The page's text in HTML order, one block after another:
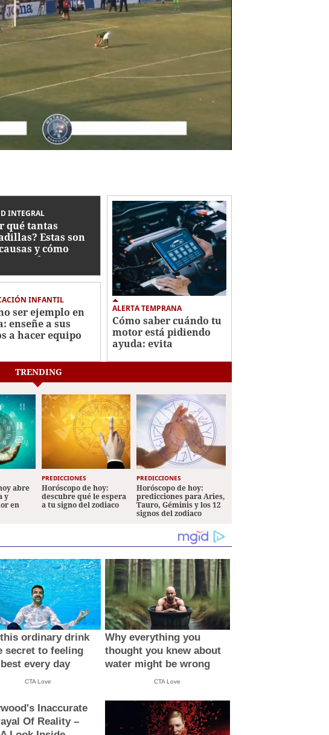
INTEGRAL
qué tantas
Estas son
y cómo
su descanso
INFANTIL
ser ejemplo en
enseñe a sus
a hacer equipo
ALERTA TEMPRANA
Cómo saber cuándo tu
motor está pidiendo
ayuda: evita
TRENDING
abre
y
en
PREDICCIONES
Horóscopo de hoy:
descubre qué le espera
a tu signo del zodiaco
PREDICCIONES
Horóscopo de hoy:
predicciones para Aries,
Tauro, Géminis y los 12
signos del zodiaco
ordinary drink
secret to feeling
every day
CTA Love
Why everything you
thought you knew about
water might be wrong
CTA Love
Inaccurate
Of Reality –